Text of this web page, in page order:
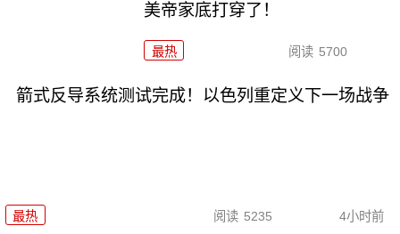
美帝家底打穿了！
最热 阅读 5700
箭式反导系统测试完成！以色列重定义下一场战争
最热 阅读 5235 4小时前